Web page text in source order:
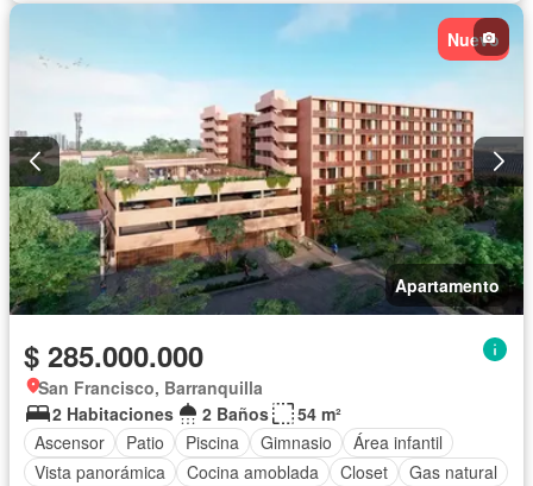
Nuevo
Apartamento
$ 285.000.000
San Francisco, Barranquilla
2 Habitaciones
2 Baños
54 m²
Ascensor
Patio Piscina Gimnasio
Área infantil
Vista panorámica
Cocina amoblada Closet Gas natural